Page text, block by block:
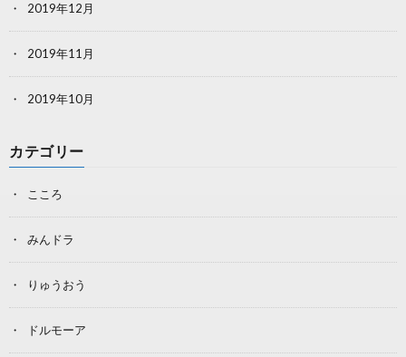
2019年12月
2019年11月
2019年10月
カテゴリー
こころ
みんドラ
りゅうおう
ドルモーア